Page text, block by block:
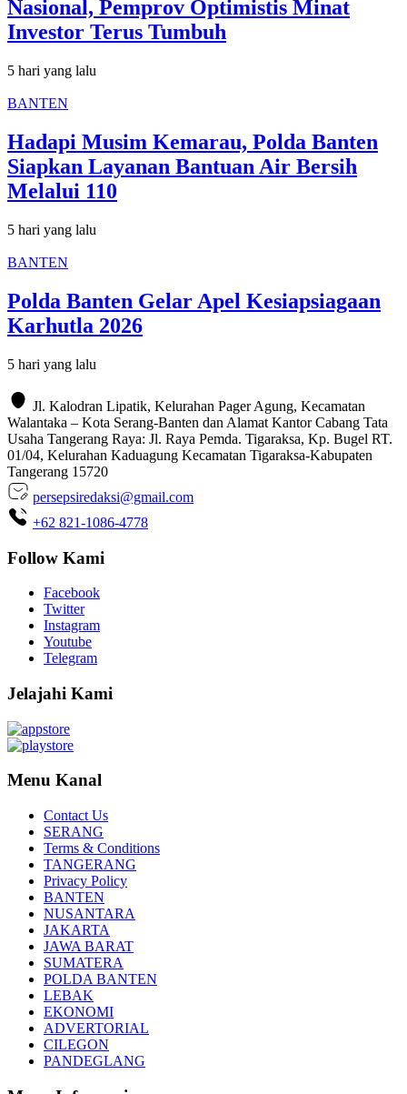
Nasional, Pemprov Optimistis Minat
Investor Terus Tumbuh
5 hari yang lalu
BANTEN
Hadapi Musim Kemarau, Polda Banten
Siapkan Layanan Bantuan Air Bersih
Melalui 110
5 hari yang lalu
BANTEN
Polda Banten Gelar Apel Kesiapsiagaan
Karhutla 2026
5 hari yang lalu
Jl. Kalodran Lipatik, Kelurahan Pager Agung, Kecamatan
Walantaka – Kota Serang-Banten dan Alamat Kantor Cabang Tata
Usaha Tangerang Raya: Jl. Raya Pemda. Tigaraksa, Kp. Bugel RT.
01/04, Kelurahan Kaduagung Kecamatan Tigaraksa-Kabupaten
Tangerang 15720
persepsiredaksi@gmail.com
+62 821-1086-4778
Follow Kami
Facebook
Twitter
Instagram
Youtube
Telegram
Jelajahi Kami
Menu Kanal
Contact Us
SERANG
Terms & Conditions
TANGERANG
Privacy Policy
BANTEN
NUSANTARA
JAKARTA
JAWA BARAT
SUMATERA
POLDA BANTEN
LEBAK
EKONOMI
ADVERTORIAL
CILEGON
PANDEGLANG